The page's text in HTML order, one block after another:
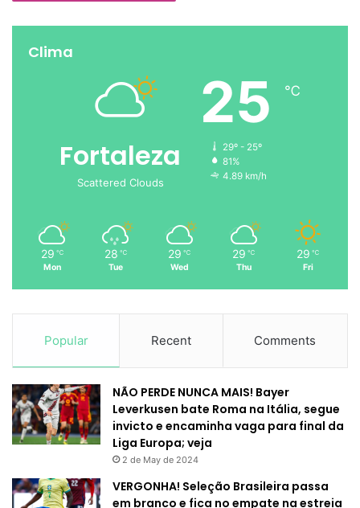
Clima
Fortaleza
Scattered Clouds
25 ℃
29º - 25º
81%
4.89 km/h
29 ℃
Mon
28 ℃
Tue
29 ℃
Wed
29 ℃
Thu
29 ℃
Fri
Popular Recent Comments
NÃO PERDE NUNCA MAIS! Bayer
Leverkusen bate Roma na Itália, segue
invicto e encaminha vaga para final da
Liga Europa; veja
2 de May de 2024
VERGONHA! Seleção Brasileira passa
em branco e fica no empate na estreia